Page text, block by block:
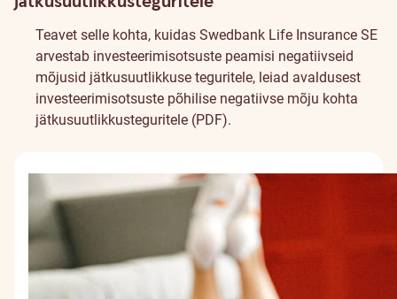
Teavet selle kohta, kuidas Swedbank Life Insurance SE
arvestab investeerimisotsuste peamisi negatiivseid
mõjusid jätkusuutlikkuse teguritele, leiad avaldusest
investeerimisotsuste põhilise negatiivse mõju kohta
jätkusuutlikkusteguritele (PDF).